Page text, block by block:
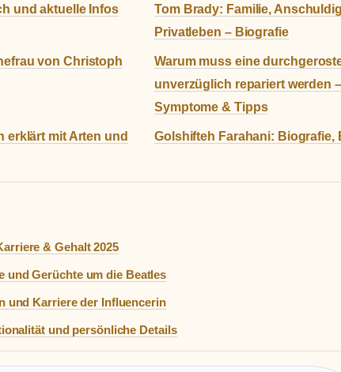
und aktuelle Infos
Tom Brady: Familie,
Privatleben – Biografie
von Christoph
Warum muss eine
unverzüglich repariert werden
Symptome & Tipps
erklärt mit Arten und
Golshifteh Farahani: Biografie,
& Gehalt 2025
und Gerüchte um die Beatles
und Karriere der Influencerin
und persönliche Details